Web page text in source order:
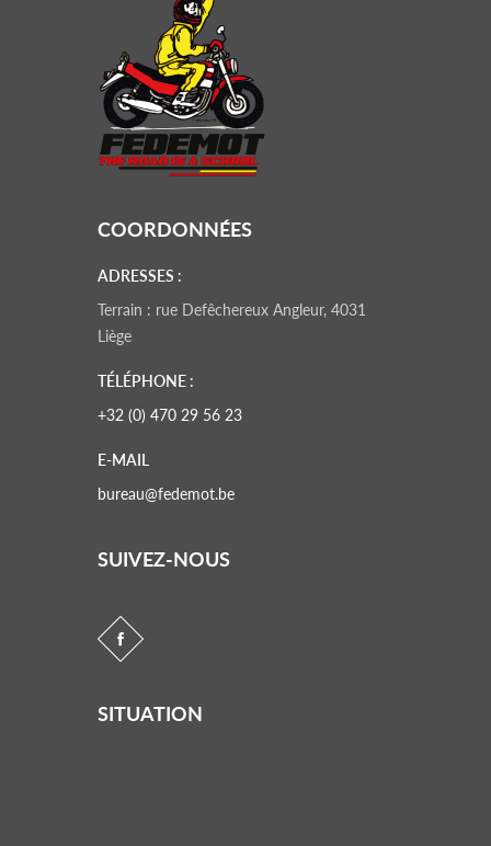
COORDONNÉES
ADRESSES :
Terrain : rue Defêchereux Angleur, 4031
Liège
TÉLÉPHONE :
+32 (0) 470 29 56 23
E-MAIL
bureau@fedemot.be
SUIVEZ-NOUS
SITUATION